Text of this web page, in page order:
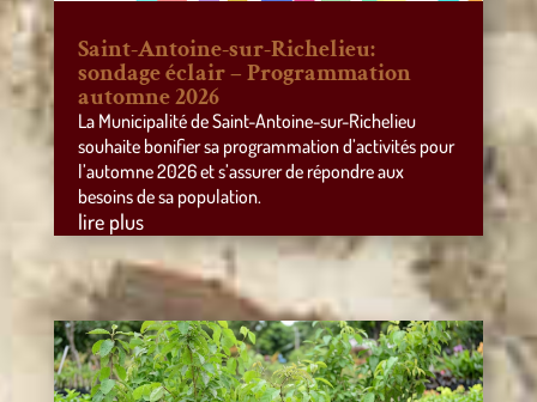
Saint-Antoine-sur-Richelieu:
sondage éclair – Programmation
automne 2026
La Municipalité de Saint-Antoine-sur-Richelieu
souhaite bonifier sa programmation d’activités pour
l’automne 2026 et s’assurer de répondre aux
besoins de sa population.
lire plus